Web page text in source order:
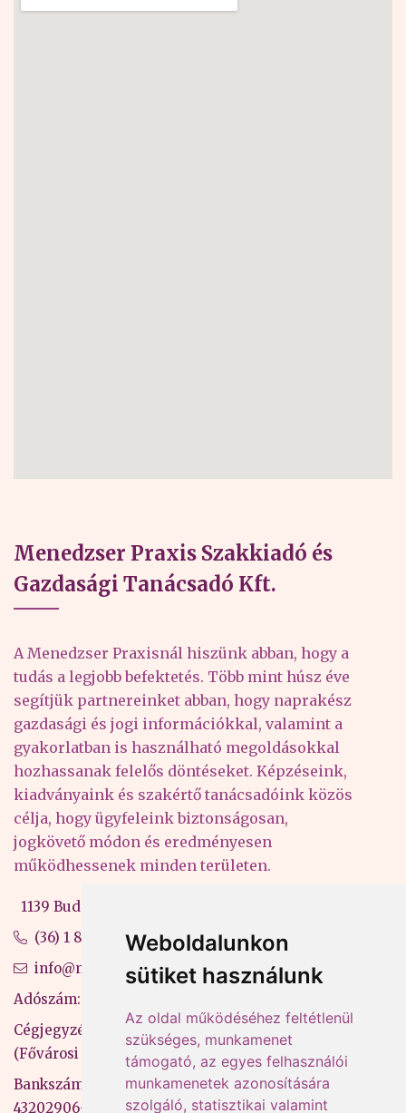
Weboldalunkon
sütiket használunk
Az oldal működéséhez feltétlenül
szükséges, munkamenet
támogató, az egyes felhasználói
munkamenetek azonosítására
szolgáló, statisztikai valamint
Menedzser Praxis Szakkiadó és
Gazdasági Tanácsadó Kft.
A Menedzser Praxisnál hiszünk abban, hogy a
tudás a legjobb befektetés. Több mint húsz éve
segítjük partnereinket abban, hogy naprakész
gazdasági és jogi információkkal, valamint a
gyakorlatban is használható megoldásokkal
hozhassanak felelős döntéseket. Képzéseink,
kiadványaink és szakértő tanácsadóink közös
célja, hogy ügyfeleink biztonságosan,
jogkövető módon és eredményesen
működhessenek minden területen.
1139 Budapest, Váci út 99-105. 4. em.
(36) 1 880 76 00
info@mprx.hu
Adószám: 13598145-2-41
Cégjegyzékszám: 01-09-883770
(Fővárosi Bíróság)
Bankszámlaszám: CIB Bank, 10700581-
43202906-51100005